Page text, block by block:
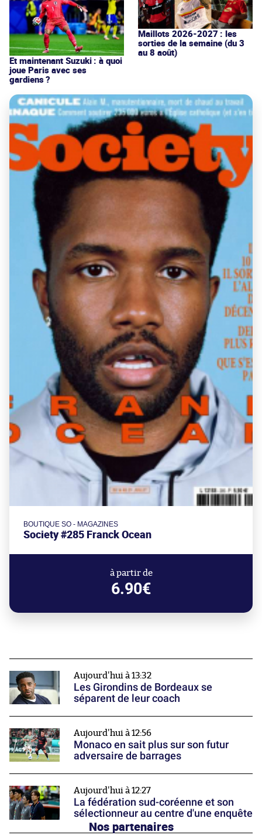
Et maintenant Suzuki : à quoi
joue Paris avec ses
gardiens ?
Maillots 2026-2027 : les
sorties de la semaine (du 3
au 8 août)
BOUTIQUE SO - MAGAZINES
Society #285 Franck Ocean
à partir de
6.90€
Aujourd'hui à 13:32
Les Girondins de Bordeaux se
séparent de leur coach
Aujourd'hui à 12:56
Monaco en sait plus sur son futur
adversaire de barrages
Aujourd'hui à 12:27
La fédération sud-coréenne et son
sélectionneur au centre d'une enquête
Nos partenaires